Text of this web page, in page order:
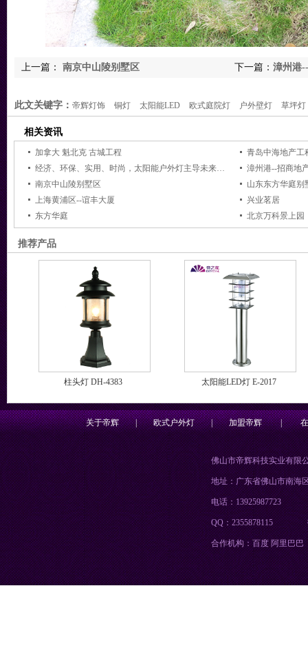
下一篇： 漳州港
上一篇： 南京中山陵别墅区
此文关键字： 帝辉灯饰 铜灯 太阳能LED 欧式庭院灯 户外壁灯 草坪灯
相关资讯
加拿大 魁北克 古城工程
青岛中海地产工
经济、环保、实用、时尚，太阳能户外灯主导未来黑夜
漳州港--招商地
南京中山陵别墅区
山东东方华庭别
上海黄浦区--谊丰大厦
兴业茗居
东方华庭
北京万科景上园
推荐产品
柱头灯 DH-4383 太阳能LED灯 E-2017
关于帝辉 | 欧式户外灯 | 加盟帝辉 |
佛山市帝辉科技实业有限
地址：广东省佛山市南海
电话：13925987723
QQ：2355878115
合作机构：百度 阿里巴巴